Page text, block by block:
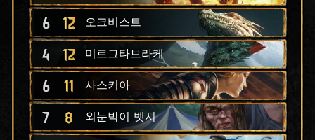
6 12 오크비스트
4 12 미르그타브라케
6 11 사스키아
7 8 외눈박이 벳시